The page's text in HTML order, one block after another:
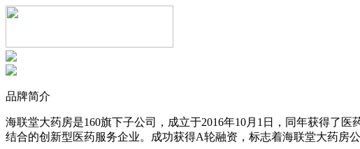
品牌简介
海联堂大药房是160旗下子公司，成立于2016年10月1日，同年获得了
结合的创新型医药服务企业。成功获得A轮融资，标志着海联堂大药房